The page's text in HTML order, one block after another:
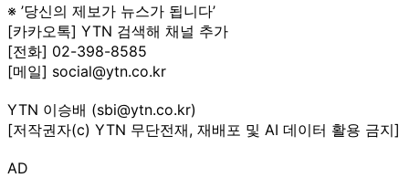
※ ’당신의 제보가 뉴스가 됩니다’
[카카오톡] YTN 검색해 채널 추가
[전화] 02-398-8585
[메일] social@ytn.co.kr
YTN 이승배 (sbi@ytn.co.kr)
[저작권자(c) YTN 무단전재, 재배포 및 AI 데이터 활용 금지]
AD